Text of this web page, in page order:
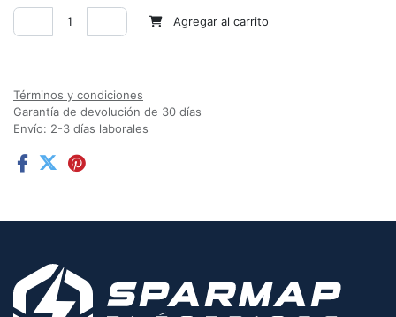
Agregar al carrito
Términos y condiciones
Garantía de devolución de 30 días
Envío: 2-3 días laborales